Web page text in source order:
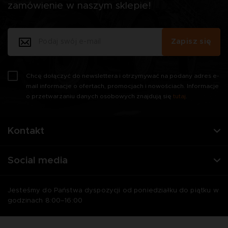
Kontakt
Social media
Jesteśmy do Państwa dyspozycji od poniedziałku do piątku w
godzinach 8:00–16:00
zamówienie w naszym sklepie!
Chcę dołączyć do newslettera i otrzymywać na podany adres e-
mail informacje o ofertach, promocjach i nowościach. Informacje
o przetwarzaniu danych osobowych znajdują się tutaj
Zapisz się